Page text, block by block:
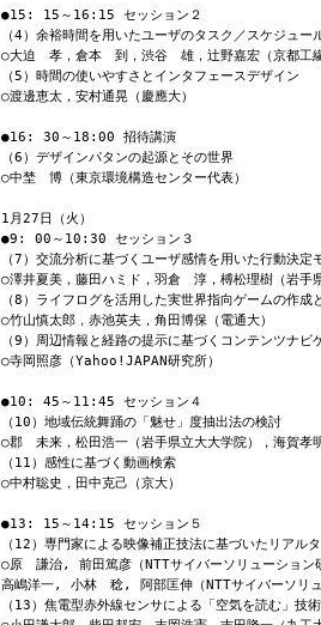
●15: 15～16:15 セッション２
（4）余裕時間を用いたユーザのタスク／スケジュー
○大迫　孝，倉本　到，渋谷　雄，辻野嘉宏（京都工
（5）時間の使いやすさとインタフェースデザイン
○渡邊恵太，安村通晃（慶應大）
●16: 30～18:00 招待講演
（6）デザインパタンの起源とその世界
○中埜　博（東京環境構造センター代表）
1月27日（火）
●9: 00～10:30 セッション３
（7）交流分析に基づくユーザ感情を用いた行動決定
○澤井夏美，藤田ハミド，羽倉　淳，榑松理樹（岩手
（8）ライフログを活用した実世界指向ゲームの作成
○竹山慎太郎，赤池英夫，角田博保（電通大）
（9）周辺情報と経路の提示に基づくコンテンツナビ
○寺岡照彦（Yahoo!JAPAN研究所）
●10: 45～11:45 セッション４
（10）地域伝統舞踊の「魅せ」度抽出法の検討
○郡　未来，松田浩一（岩手県立大大学院），海
（11）感性に基づく動画検索
○中村聡史，田中克己（京大）
●13: 15～14:15 セッション５
（12）専門家による映像補正技法に基づいたリアル
○原　謙治, 前田篤彦（NTTサイバーソリューショ
高嶋洋一, 小林　稔, 阿部匡伸（NTTサイバーソリュ
（13）焦電型赤外線センサによる「空気を読む」技